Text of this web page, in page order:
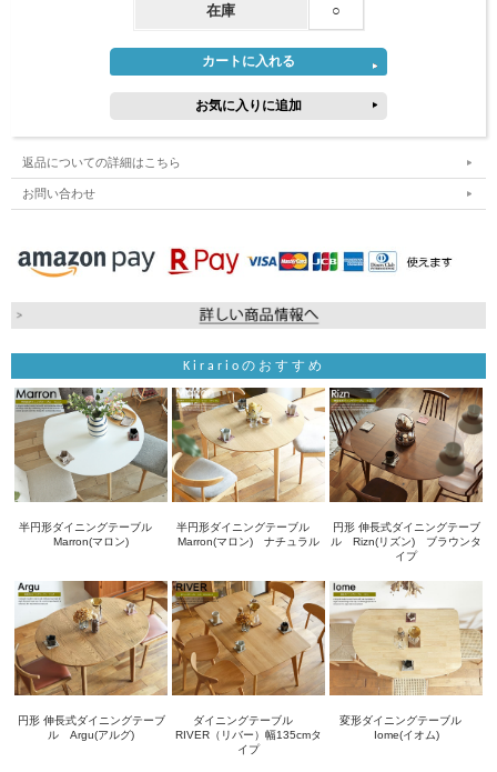
在庫 ○
返品についての詳細はこちら
お問い合わせ
Kirarioのおすすめ
半円形ダイニングテーブル
Marron(マロン)
半円形ダイニングテーブル
Marron(マロン) ナチュラル
円形 伸長式ダイニングテーブ
ル Rizn(リズン) ブラウンタ
イプ
円形 伸長式ダイニングテーブ
ル Argu(アルグ)
ダイニングテーブル
RIVER（リバー）幅135cmタ
イプ
変形ダイニングテーブル
Iome(イオム)